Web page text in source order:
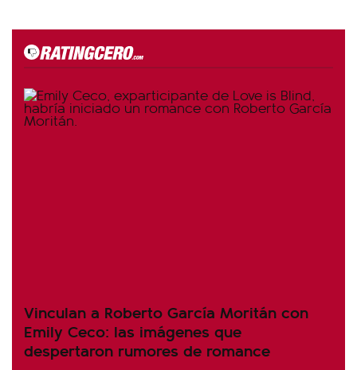
Vinculan a Roberto García Moritán con
Emily Ceco: las imágenes que
despertaron rumores de romance